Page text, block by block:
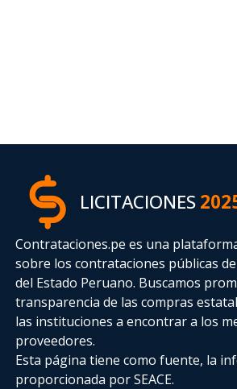
LICITACIONES
Contrataciones.pe es una
sobre los contrataciones públicas
del Estado Peruano. Buscamos
transparencia de las compras
las instituciones a encontrar a los
proveedores.
Esta página tiene como fuente, la
proporcionada por SEACE.